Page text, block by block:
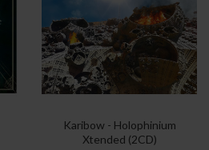
Karibow - Holophinium
Xtended (2CD)